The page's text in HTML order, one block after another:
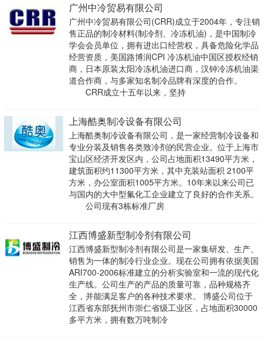
广州中冷贸易有限公司
广州中冷贸易有限公司(CRR)成立于2004年，专注销
售正品的制冷材料(制冷剂、冷冻机油)，是中国制冷
学会会员单位，拥有进出口经营权，具备危险化学品
经营资质，美国路博润CPI 冷冻机油中国区授权经销
商，日本原装太阳冷冻机油进口商，汉钟冷冻机油渠
道合作商，与多家知名制冷品牌有深度的合作。
CRR成立十五年以来，坚持
上海酷奥制冷设备有限公司
上海酷奥制冷设备有限公司，是一家经营制冷设备和
专业分装及销售各类致冷剂的民营企业。位于上海市
宝山区经济开发区内，公司占地面积13490平方米，
建筑面积约11300平方米，其中充装站面积 2100平
方米，办公室面积1005平方米。10年来以来公司已
与国内的大中型氟化工企业建立了良好的合作关系。
公司现有3栋标准厂房
江西博盛新型制冷剂有限公司
江西博盛新型制冷剂有限公司是一家集研发、生产、
销售为一体的制冷行业企业。现在公司拥有依据美国
ARI700-2006标准建立的分析实验室和一流的现代化
生产线。公司生产的产品的质量可靠，品种规格齐
全，并能满足客户的各种技术要求。 博盛公司位于
江西省东部抚州市崇仁省级工业区，占地面积30000
多平方米，拥有数万吨制冷